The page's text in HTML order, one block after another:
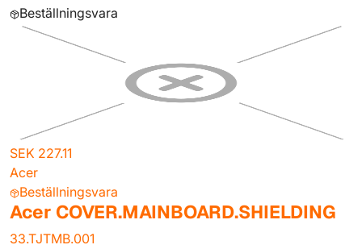
Beställningsvara
SEK 227.11
Acer
Beställningsvara
Acer COVER.MAINBOARD.SHIELDING
33.TJTMB.001